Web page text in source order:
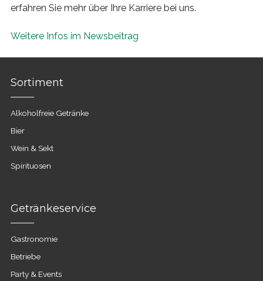
erfahren Sie mehr über Ihre Karriere bei uns.
Weitere Infos im Newsbeitrag
Sortiment
Alkoholfreie Getränke
Bier
Wein & Sekt
Spirituosen
Getränkeservice
Gastronomie
Betriebe
Party & Events